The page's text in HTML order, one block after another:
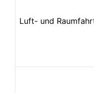
Luft- und